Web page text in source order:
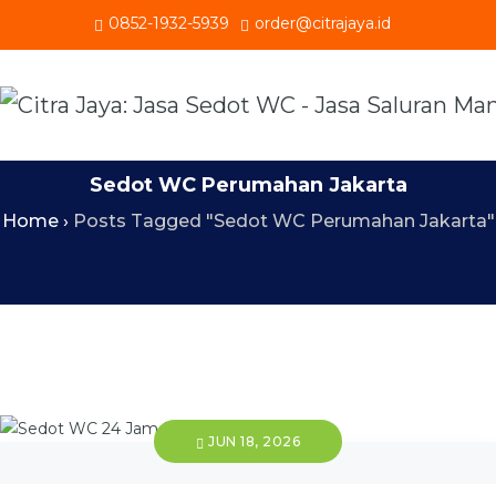
0852-1932-5939 order@citrajaya.id
Sedot WC Perumahan Jakarta
Home› Posts Tagged "Sedot WC Perumahan Jakarta"
JUN 18, 2026